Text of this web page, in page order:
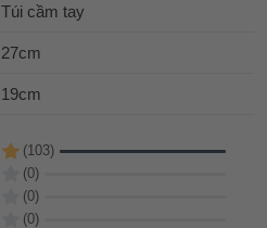
Túi cầm tay
27cm
19cm
(103)
(0)
(0)
(0)